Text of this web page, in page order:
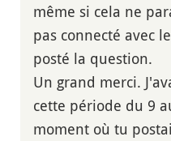
même si cela ne
pas connecté avec
posté la question.
Un grand merci.
cette période du 9
moment où tu